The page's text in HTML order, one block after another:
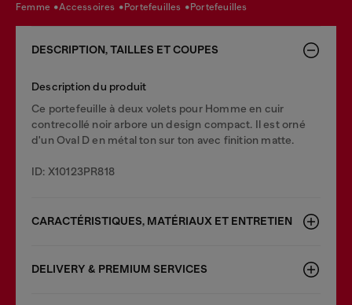
femme accessoires portefeuilles portefeuilles
DESCRIPTION, TAILLES ET COUPES
Description du produit
Ce portefeuille à deux volets pour Homme en cuir
contrecollé noir arbore un design compact. Il est orné
d'un Oval D en métal ton sur ton avec finition matte.
ID: X10123PR818
CARACTÉRISTIQUES, MATÉRIAUX ET ENTRETIEN
DELIVERY & PREMIUM SERVICES